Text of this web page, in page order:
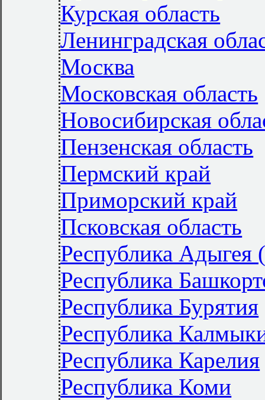
Курская область
Ленинградская
Москва
Московская область
Новосибирская
Пензенская область
Пермский край
Приморский край
Псковская область
Республика Адыгея
Республика
Республика Бурятия
Республика
Республика Карелия
Республика Коми